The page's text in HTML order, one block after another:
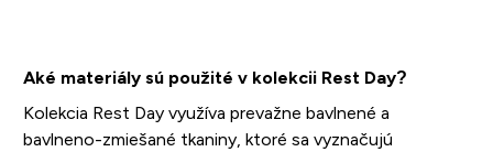
Aké materiály sú použité v kolekcii Rest Day?
Kolekcia Rest Day využíva prevažne bavlnené a
bavlneno-zmiešané tkaniny, ktoré sa vyznačujú